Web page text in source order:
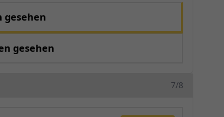
gesehen
gesehen
7/8